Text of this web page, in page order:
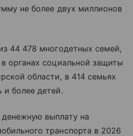
не более двух миллионов
44 478 многодетных семей,
органах социальной защиты
области, в 414 семьях
и более детей.
выплату на
транспорта в 2026